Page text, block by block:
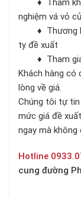
♦ Tham
nghiệm vá vỏ
♦ Thương
ty đề xuất
♦ Tham gia
Khách hàng có
lòng về giá.
Chúng tôi tự
mức giá đề
ngay mà
Hotline
cung đường